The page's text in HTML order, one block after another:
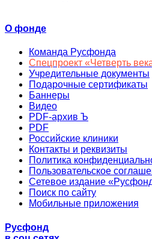
О фонде
Команда Русфонда
Спецпроект «Четверть
Учредительные документы
Подарочные сертификаты
Баннеры
Видео
PDF-архив Ъ
PDF
Российские клиники
Контакты и реквизиты
Политика
Пользовательское
Сетевое издание
Поиск по сайту
Мобильные приложения
Русфонд